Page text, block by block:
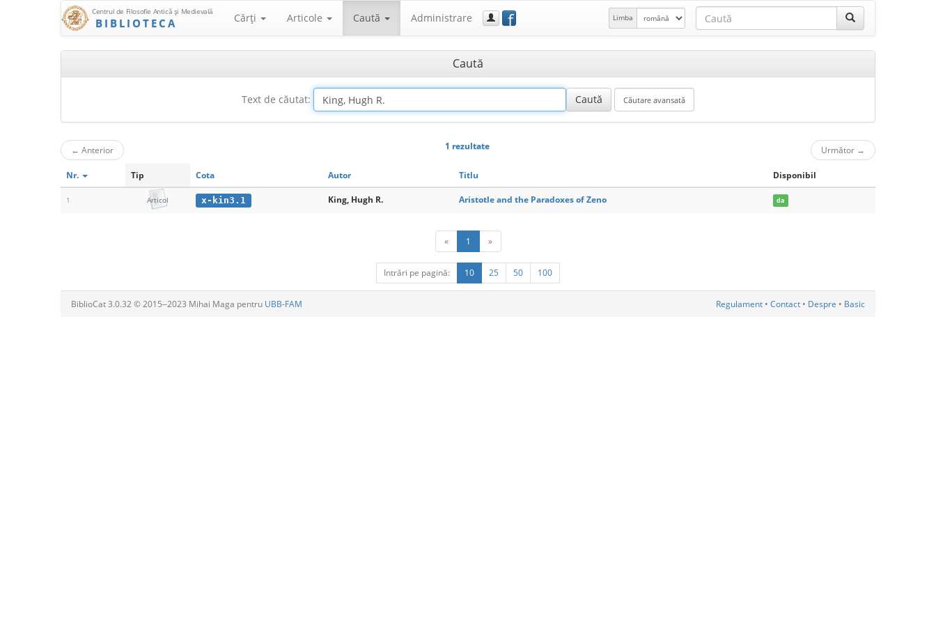
Centrul de Filosofie Antică şi Medievală
BIBLIOTECA Cărţi Articole Caută Administrare f Limba
Caută
Text de căutat:
← Anterior 1 rezultate Următor →
Nr. Tip Cota Autor Titlu Disponibil
1 Articol x-kin3.1 King, Hugh R. Aristotle and the Paradoxes of Zeno da
« 1 »
Intrări pe pagină: 10 25 50 100
BiblioCat 3.0.32 © 2015‒2023 Mihai Maga pentru UBB-FAM Regulament • Contact • Despre • Basic